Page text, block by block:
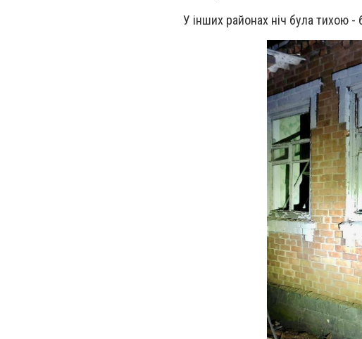
У інших районах ніч була тихою -